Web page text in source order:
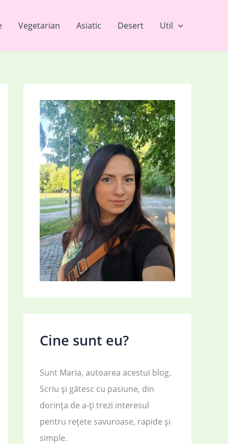
Vegetarian Asiatic Desert Util
Cine sunt eu?
Sunt Maria, autoarea acestui blog.
Scriu și gătesc cu pasiune, din
dorința de a-ți trezi interesul
pentru rețete savuroase, rapide și
simple.